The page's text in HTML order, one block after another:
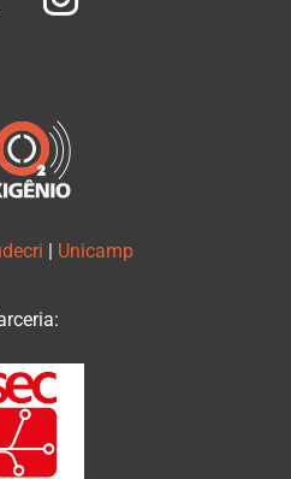
| Unicamp